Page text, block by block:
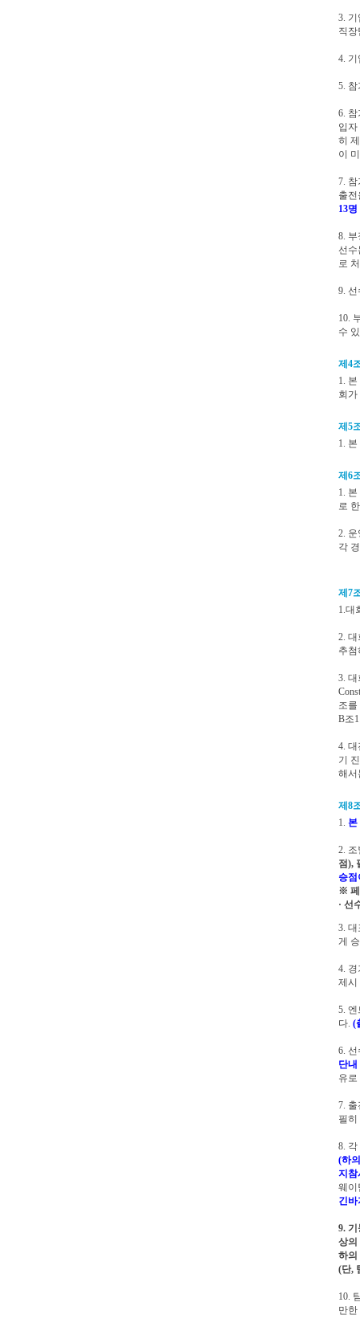
3.
직
4.
5.
6.
입
히
이
7.
출
13
8.
선수
로
9. 선
10.
수
제4
1.
회
제5
1.
제6
1.
로
2.
각
제7
1.대
2.
추
3.
조
B조
4.
기
해서
제8
1. 본
2.
점),
승
※ 페
· 선
3.
게
4.
제시
5.
다. (
6.
단내
유
7.
필히
8.
(하
지참
웨이
긴
9.
상의
하의
(단,
10.
만